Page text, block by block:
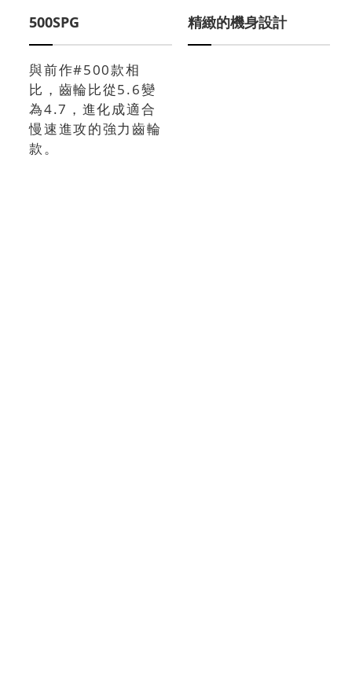
500SPG
與前作#500款相
比，齒輪比從5.6變
為4.7，進化成適合
慢速進攻的強力齒輪
款。
精緻的機身設計